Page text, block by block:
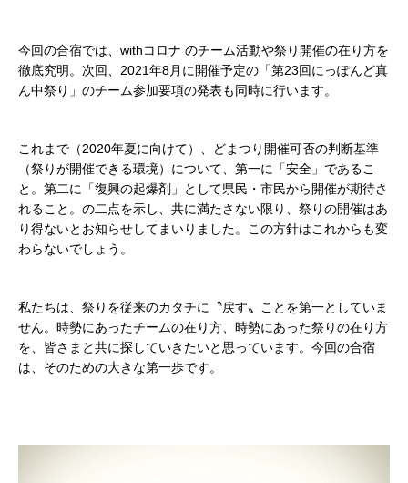
今回の合宿では、withコロナ のチーム活動や祭り開催の在り方を
徹底究明。次回、2021年8月に開催予定の「第23回にっぽんど真
ん中祭り」のチーム参加要項の発表も同時に行います。
これまで（2020年夏に向けて）、どまつり開催可否の判断基準
（祭りが開催できる環境）について、第一に「安全」であるこ
と。第二に「復興の起爆剤」として県民・市民から開催が期待さ
れること。の二点を示し、共に満たさない限り、祭りの開催はあ
り得ないとお知らせしてまいりました。この方針はこれからも変
わらないでしょう。
私たちは、祭りを従来のカタチに〝戻す〟ことを第一としていま
せん。時勢にあったチームの在り方、時勢にあった祭りの在り方
を、皆さまと共に探していきたいと思っています。今回の合宿
は、そのための大きな第一歩です。